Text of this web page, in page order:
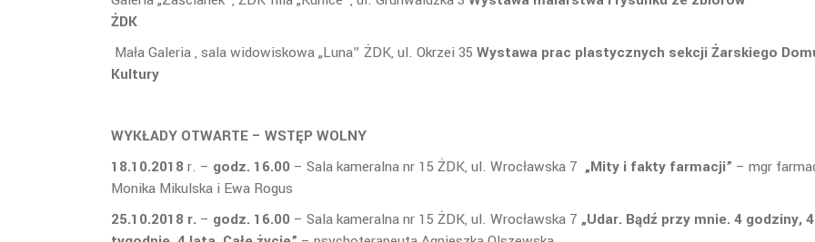
ŻDK
Mała Galeria , sala widowiskowa „Luna” ŻDK, ul. Okrzei 35 Wystawa prac plastycznych sekcji Żarskiego
Kultury
WYKŁADY OTWARTE – WSTĘP WOLNY
18.10.2018 r. – godz. 16.00 – Sala kameralna nr 15 ŻDK, ul. Wrocławska 7 „Mity i fakty farmacji” – mgr
Monika Mikulska i Ewa Rogus
25.10.2018 r. – godz. 16.00 – Sala kameralna nr 15 ŻDK, ul. Wrocławska 7 „Udar. Bądź przy mnie. 4 godziny, 4